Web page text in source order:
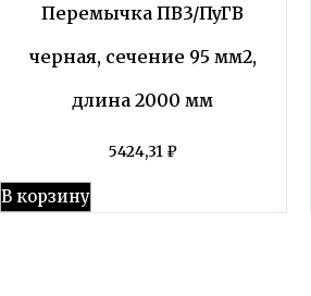
Перемычка ПВ3/ПуГВ
черная, сечение 95 мм2,
длина 2000 мм
5424,31 ₽
В корзину